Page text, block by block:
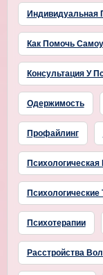
Индивидуальная
Как Помочь
Консультация У
Одержимость
Профайлинг
Психологические
Психотерапии
Расстройства